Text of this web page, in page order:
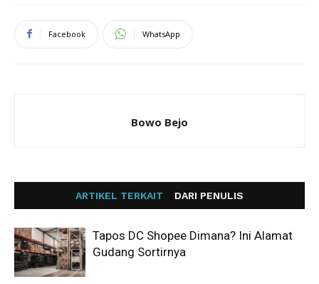
Facebook WhatsApp
Bowo Bejo
ARTIKEL TERKAIT DARI PENULIS
Tapos DC Shopee Dimana? Ini Alamat
Gudang Sortirnya